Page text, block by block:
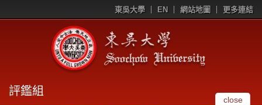
東吳大學 EN 網站地圖 更多連結
評鑑組
close